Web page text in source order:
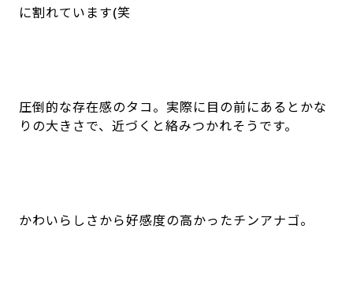
魚それぞれの個性が出るように、色合いや形、ヒレ
の角度など、細部にまでこだわっています。